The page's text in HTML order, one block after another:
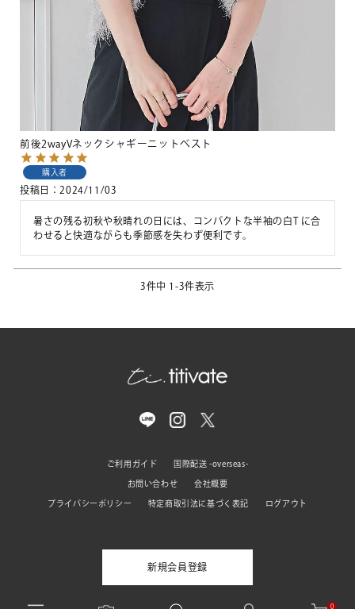
0
前後2wayVネックシャギーニットベスト
購入者
投稿日 2024/11/03
暑さの残る初秋や秋晴れの日には、コンパクトな半袖の白T に合
わせると快適ながらも季節感を失わず便利です。
3件中 1 -3件表示
ご利用ガイド 国際配送 -overseas-
お問い合わせ 会社概要
プライバシーポリシー 特定商取引法に基づく表記 ログアウト
新規会員登録